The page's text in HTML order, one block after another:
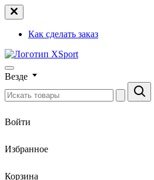
Как сделать заказ
Везде
Войти
Избранное
Корзина